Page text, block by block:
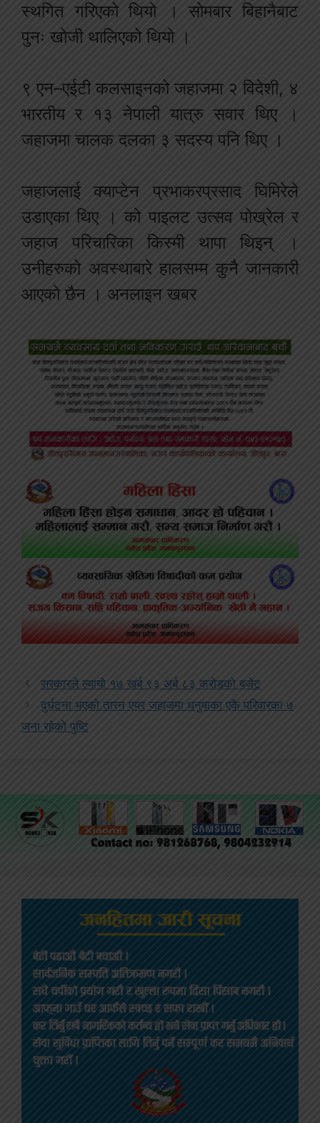
स्थगित गरिएको थियो । सोमबार बिहानैबाट
पुनः खोजी थालिएको थियो ।
९ एन–एईटी कलसाइनको जहाजमा २ विदेशी, ४
भारतीय र १३ नेपाली यात्रु सवार थिए ।
जहाजमा चालक दलका ३ सदस्य पनि थिए ।
जहाजलाई क्याप्टेन प्रभाकरप्रसाद घिमिरेले
उडाएका थिए । को पाइलट उत्सव पोख्रेल र
जहाज परिचारिका किस्मी थापा थिइन् ।
उनीहरुको अवस्थाबारे हालसम्म कुनै जानकारी
आएको छैन । अनलाइन खबर
सरकारले ल्यायो १७ खर्ब ९३ अर्ब ८३ करोडको बजेट
दुर्घटना भएको तारन एयर जहाजमा धनुषाका एकै परिवारका ७
जना रहेको पुष्टि